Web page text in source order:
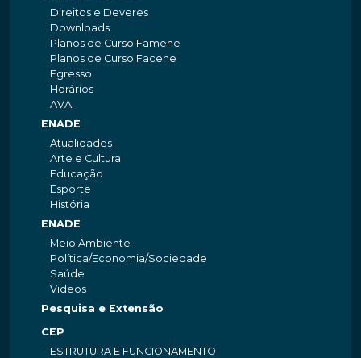
Direitos e Deveres
Downloads
Planos de Curso Famene
Planos de Curso Facene
Egresso
Horários
AVA
ENADE
Atualidades
Arte e Cultura
Educação
Esporte
História
ENADE
Meio Ambiente
Política/Economia/Sociedade
Saúde
Videos
Pesquisa e Extensão
CEP
ESTRUTURA E FUNCIONAMENTO